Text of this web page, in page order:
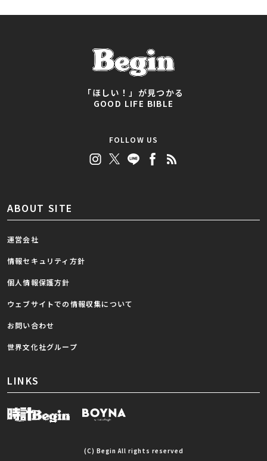
「ほしい！」が見つかる
GOOD LIFE BIBLE
FOLLOW US
ABOUT SITE
運営会社
情報セキュリティ方針
個人情報保護方針
ウェブサイトでの情報収集について
お問い合わせ
世界文化社グループ
LINKS
(C) Begin All rights reserved